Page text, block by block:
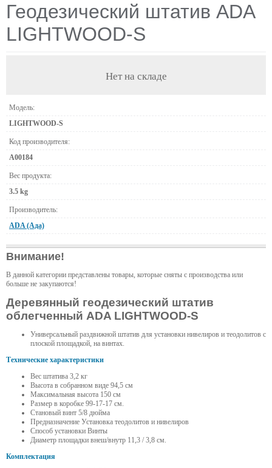
Геодезический штатив ADA
LIGHTWOOD-S
Нет на складе
Модель:
LIGHTWOOD-S
Код производителя:
А00184
Вес продукта:
3.5 kg
Производитель:
ADA (Ада)
Внимание!
В данной категории представлены товары, которые сняты с производства или
больше не закупаются!
Деревянный геодезический штатив
облегченный ADA LIGHTWOOD-S
Универсальный раздвижной штатив для установки нивелиров и теодолитов с
плоской площадкой, на винтах.
Технические характеристики
Вес штатива 3,2 кг
Высота в собранном виде 94,5 см
Максимальная высота 150 см
Размер в коробке 99-17-17 см.
Становый винт 5/8 дюйма
Предназначение Установка теодолитов и нивелиров
Способ установки Винты
Диаметр площадки внеш/внутр 11,3 / 3,8 см.
Комплектация